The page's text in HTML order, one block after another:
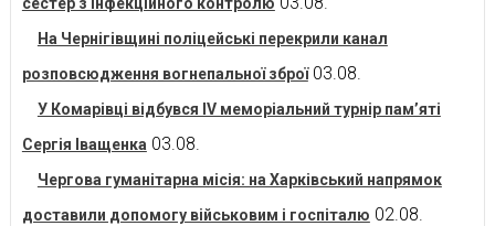
На Чернігівщині поліцейські перекрили канал
розповсюдження вогнепальної зброї 03.08.
У Комарівці відбувся IV меморіальний турнір пам’яті
Сергія Іващенка 03.08.
Чергова гуманітарна місія: на Харківський напрямок
доставили допомогу військовим і госпіталю 02.08.